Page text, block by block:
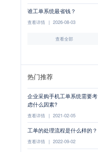
谁工单系统最省钱？
查看详情 | 2026-08-03
查看全部
热门推荐
企业采购手机工单系统需要考
虑什么因素?
查看详情 | 2021-02-05
工单的处理流程是什么样的？
查看详情 | 2022-09-02